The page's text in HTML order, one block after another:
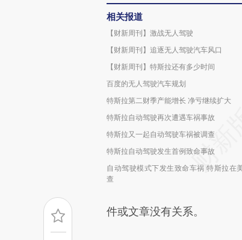
相关报道
【财新周刊】激战无人驾驶
【财新周刊】追逐无人驾驶汽车风口
【财新周刊】特斯拉还有多少时间
百度的无人驾驶汽车规划
特斯拉第二财季产能增长 净亏继续扩大
特斯拉自动驾驶再次遭遇车祸事故
特斯拉又一起自动驾驶车祸被调查
特斯拉自动驾驶发生首例致命事故
自动驾驶模式下发生致命车祸 特斯拉在
查
件或文章没有关系。